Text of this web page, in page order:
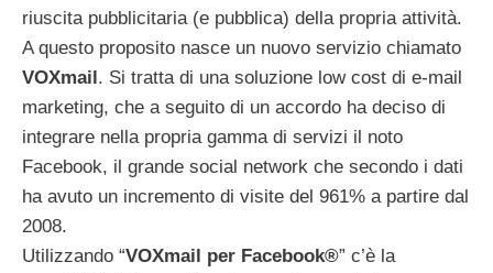
riuscita pubblicitaria (e pubblica) della propria attività.
A questo proposito nasce un nuovo servizio chiamato
VOXmail. Si tratta di una soluzione low cost di e-mail
marketing, che a seguito di un accordo ha deciso di
integrare nella propria gamma di servizi il noto
Facebook, il grande social network che secondo i dati
ha avuto un incremento di visite del 961% a partire dal
2008.
Utilizzando “VOXmail per Facebook®” c’è la